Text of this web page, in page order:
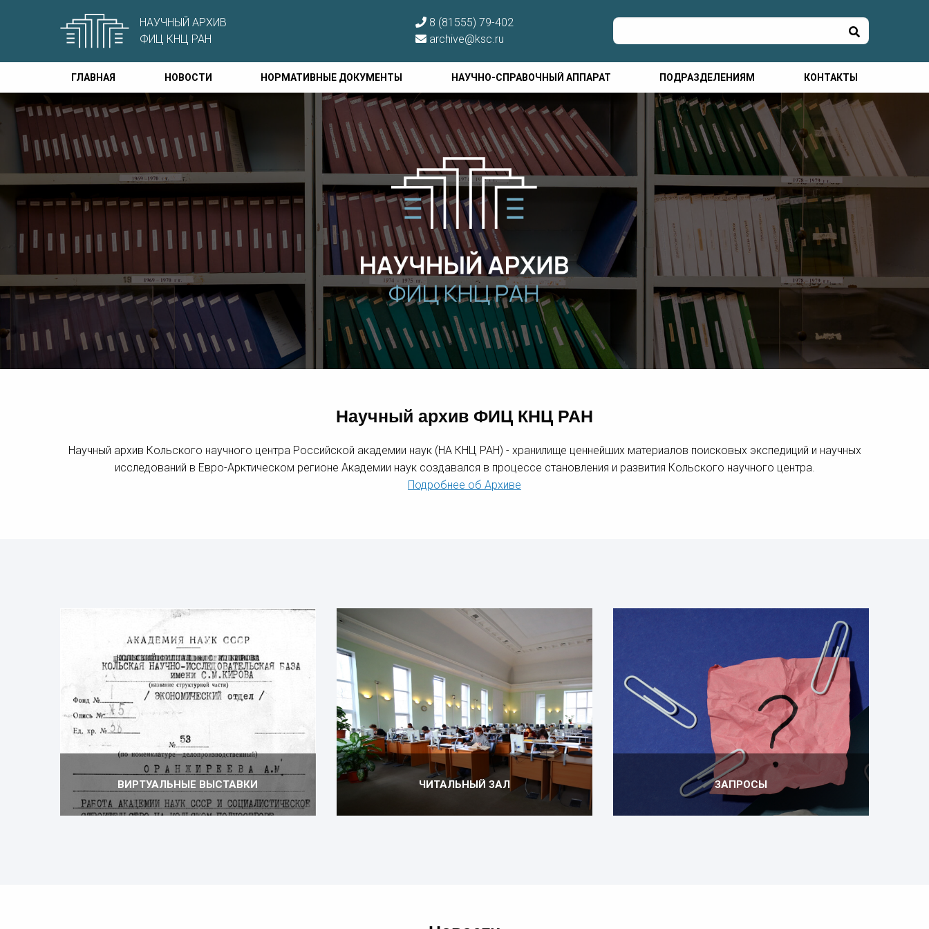
НАУЧНЫЙ АРХИВ
ФИЦ КНЦ РАН
8 (81555) 79-402
archive@ksc.ru
ГЛАВНАЯ НОВОСТИ НОРМАТИВНЫЕ ДОКУМЕНТЫ НАУЧНО-СПРАВОЧНЫЙ АППАРАТ ПОДРАЗДЕЛЕНИЯМ КОНТАКТЫ
Научный архив ФИЦ КНЦ РАН
Научный архив Кольского научного центра Российской академии наук (НА КНЦ РАН) - хранилище ценнейших материалов поисковых экспедиций и научных
исследований в Евро-Арктическом регионе Академии наук создавался в процессе становления и развития Кольского научного центра.
Подробнее об Архиве
ВИРТУАЛЬНЫЕ ВЫСТАВКИ ЧИТАЛЬНЫЙ ЗАЛ ЗАПРОСЫ